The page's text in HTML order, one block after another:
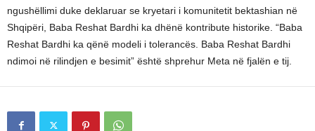
ngushëllimi duke deklaruar se kryetari i komunitetit bektashian në
Shqipëri, Baba Reshat Bardhi ka dhënë kontribute historike. “Baba
Reshat Bardhi ka qënë modeli i tolerancës. Baba Reshat Bardhi
ndimoi në rilindjen e besimit” është shprehur Meta në fjalën e tij.